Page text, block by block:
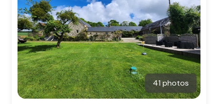
agence
contact
41 photos